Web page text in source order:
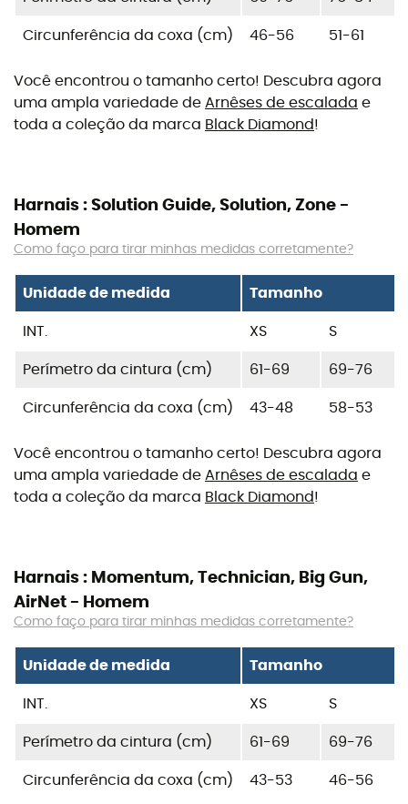
Circunferência da coxa (cm) 46-56 51-61
Você encontrou o tamanho certo! Descubra agora
uma ampla variedade de Arnêses de escalada e
toda a coleção da marca Black Diamond!
Harnais : Solution Guide, Solution, Zone -
Homem
Como faço para tirar minhas medidas corretamente?
Unidade de medida Tamanho
INT. XS S
Perímetro da cintura (cm) 61-69 69-76
Circunferência da coxa (cm) 43-48 58-53
Você encontrou o tamanho certo! Descubra agora
uma ampla variedade de Arnêses de escalada e
toda a coleção da marca Black Diamond!
Harnais : Momentum, Technician, Big Gun,
AirNet - Homem
Como faço para tirar minhas medidas corretamente?
Unidade de medida Tamanho
INT. XS S
Perímetro da cintura (cm) 61-69 69-76
Circunferência da coxa (cm) 43-53 46-56